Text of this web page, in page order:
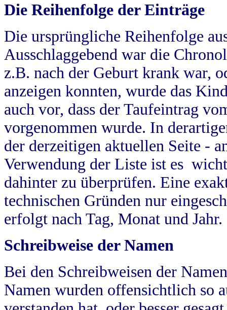
Die Reihenfolge der Einträge
Die ursprüngliche Reihenfolge
Ausschlaggebend war die
z.B. nach der Geburt krank war,
anzeigen konnten, wurde das
auch vor, dass der Taufeintrag
vorgenommen wurde. In
der derzeitigen aktuellen Seite -
Verwendung der Liste ist es
dahinter zu überprüfen. Eine
technischen Gründen nur
erfolgt nach Tag, Monat und Jahr.
Schreibweise der Namen
Bei den Schreibweisen der
Namen wurden offensichtlich so